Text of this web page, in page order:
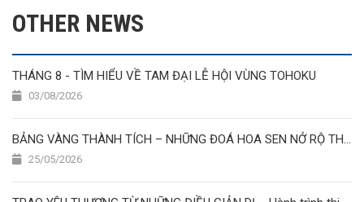
OTHER NEWS
THÁNG 8 - TÌM HIỂU VỀ TAM ĐẠI LỄ HỘI VÙNG TOHOKU
03/08/2026
BẢNG VÀNG THÀNH TÍCH – NHỮNG ĐOÁ HOA SEN NỞ RỘ THÁNG 5/2026 ????✨????
25/05/2026